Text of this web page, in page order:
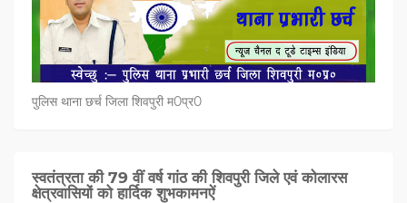
पुलिस थाना छर्च जिला शिवपुरी म0प्र0
स्वतंत्रता की 79 वीं वर्ष गांठ की शिवपुरी जिले एवं कोलारस
क्षेत्रवासियों को हार्दिक शुभकामनऐं